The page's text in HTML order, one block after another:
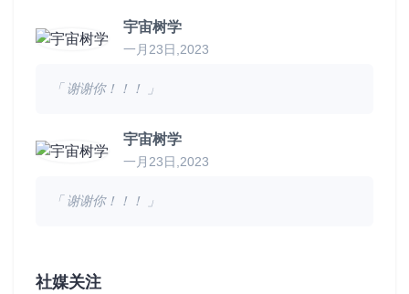
宇宙树学
一月23日,2023
「 谢谢你！！！ 」
宇宙树学
一月23日,2023
「 谢谢你！！！ 」
社媒关注